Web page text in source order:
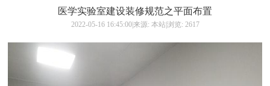
医学实验室建设装修规范之平面布置
2022-05-16 16:45:00|来源: 本站|浏览: 2617